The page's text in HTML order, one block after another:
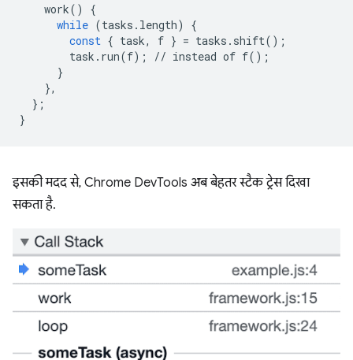
work()
{
while (tasks . length)
{
const { task, f } = tasks . shift();
task . run(f); // instead of f();
}
},
};
}
इसकी मदद से, Chrome DevTools अब बेहतर स्टैक ट्रेस दिखा
सकता है.